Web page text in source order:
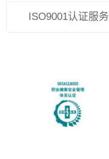
ISO9001认证服务